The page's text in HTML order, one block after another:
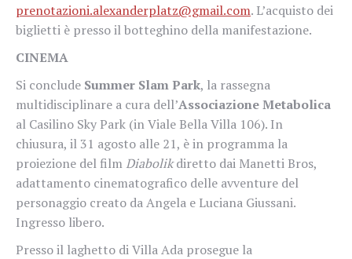
prenotazioni.alexanderplatz@gmail.com. L’acquisto dei
biglietti è presso il botteghino della manifestazione.
CINEMA
Si conclude Summer Slam Park, la rassegna
multidisciplinare a cura dell’Associazione Metabolica
al Casilino Sky Park (in Viale Bella Villa 106). In
chiusura, il 31 agosto alle 21, è in programma la
proiezione del filmDiabolikdiretto dai Manetti Bros,
adattamento cinematografico delle avventure del
personaggio creato da Angela e Luciana Giussani.
Ingresso libero.
Presso il laghetto di Villa Ada prosegue la